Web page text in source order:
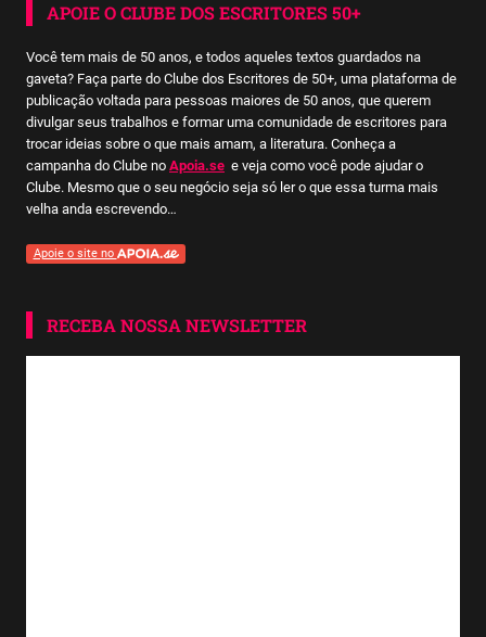
APOIE O CLUBE DOS ESCRITORES 50+
Você tem mais de 50 anos, e todos aqueles textos guardados na
gaveta? Faça parte do Clube dos Escritores de 50+, uma plataforma de
publicação voltada para pessoas maiores de 50 anos, que querem
divulgar seus trabalhos e formar uma comunidade de escritores para
trocar ideias sobre o que mais amam, a literatura. Conheça a
campanha do Clube no Apoia.se e veja como você pode ajudar o
Clube. Mesmo que o seu negócio seja só ler o que essa turma mais
velha anda escrevendo…
Apoie o site no
RECEBA NOSSA NEWSLETTER